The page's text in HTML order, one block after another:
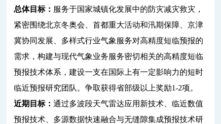
总体目标： 服务于国家城镇化发展中的防灾减灾救灾，
紧密围绕北京冬奥会、首都重大活动和汛期保障、京津
冀协同发展、多样式行业气象服务对高精度短临预报的
需求，构建与现代气象业务服务密切相关的高精度短临
预报技术体系，建设一支在国际上有一定影响力的短时
临近预报研究团队。争取获得省部级以上奖励1-2项。
近期目标：通过多波段天气雷达应用新技术、临近数值
预报技术、多源数据快速融合与无缝隙集成预报技术研